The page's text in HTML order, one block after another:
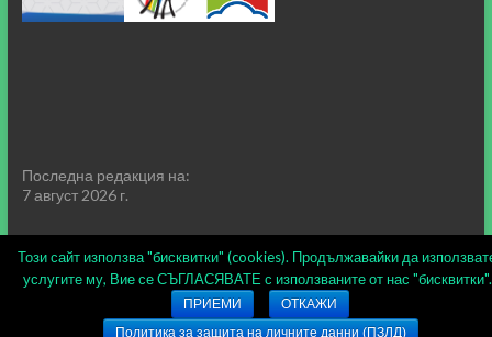
Последна редакция на:
7 август 2026 г.
Copyright © 2026СУ "Пейо Кр. Яворов" гр. Варна.
Този сайт използва "бисквитки" (cookies). Продължавайки да
услугите му, Вие се СЪГЛАСЯВАТЕ с използваните от нас "бисквитки".
ПРИЕМИ
ОТКАЖИ
Политика за защита на личните данни (ПЗЛД)